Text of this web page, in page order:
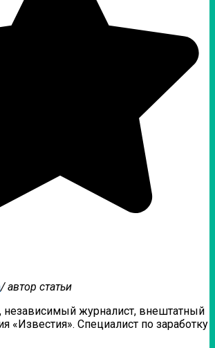
/ автор статьи
независимый журналист, внештатный
«Известия». Специалист по заработку